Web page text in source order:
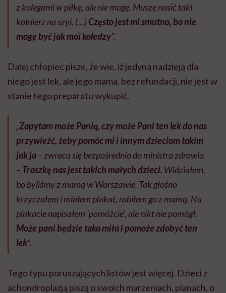
z kolegami w piłkę, ale nie mogę. Muszę nosić taki
kołnierz na szyi. (…) Często jest mi smutno, bo nie
mogę być jak moi koledzy”.
Dalej chłopiec pisze, że wie, iż jedyną nadzieją dla
niego jest lek, ale jego mama, bez refundacji, nie jest w
stanie tego preparatu wykupić.
„Zapytam może Panią, czy może Pani ten lek do nas
przywieźć, żeby pomóc mi i innym dzieciom takim
jak ja– zwraca się bezpośrednio do ministra zdrowia.
– Troszkę nas jest takich małych dzieci. Widziałem,
bo byliśmy z mamą w Warszawie. Tak głośno
krzyczałem i miałem plakat, robiłem go z mamą. Na
plakacie napisałem 'pomóżcie’, ale nikt nie pomógł.
Może pani będzie taka miła i pomoże zdobyć ten
lek”.
Tego typu poruszających listów jest więcej. Dzieci z
achondroplazją piszą o swoich marzeniach, planach, o